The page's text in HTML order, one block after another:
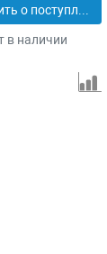
Сообщить о поступлении
в наличии